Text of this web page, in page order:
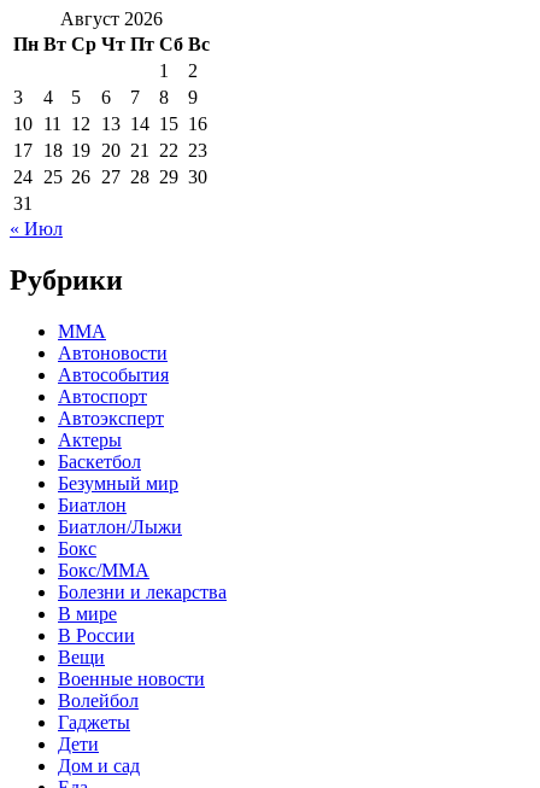
Август 2026
Пн Вт Ср Чт Пт Сб Вс
1
2
3
4 5 6 7 8
9
10 11 12 13 14 15 16
17 18 19 20 21 22 23
24 25 26 27 28 29 30
31
« Июл
Рубрики
MMA
Автоновости
Автособытия
Автоспорт
Автоэксперт
Актеры
Баскетбол
Безумный мир
Биатлон
Биатлон/Лыжи
Бокс
Бокс/MMA
Болезни и лекарства
В мире
В России
Вещи
Военные новости
Волейбол
Гаджеты
Дети
Дом и сад